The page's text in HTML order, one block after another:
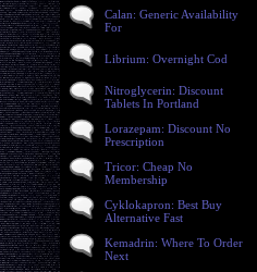
Calan: Generic Availability
For
Librium: Overnight Cod
Nitroglycerin: Discount
Tablets In Portland
Lorazepam: Discount No
Prescription
Tricor: Cheap No
Membership
Cyklokapron: Best Buy
Alternative Fast
Kemadrin: Where To Order
Next